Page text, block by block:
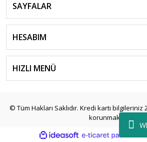
SAYFALAR
HESABIM
HIZLI MENÜ
© Tüm Hakları Saklıdır. Kredi kartı bilgileriniz
korunmaktadır.
ideasoft